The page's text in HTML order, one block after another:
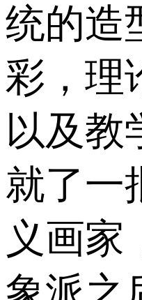
统的造
彩，理
以及教
就了一
义画家